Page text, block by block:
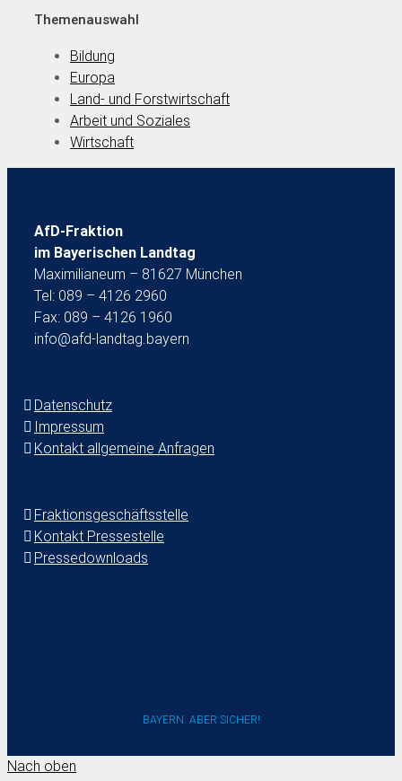
Themenauswahl
Bildung
Europa
Land- und Forstwirtschaft
Arbeit und Soziales
Wirtschaft
AfD-Fraktion
im Bayerischen Landtag
Maximilianeum – 81627 München
Tel: 089 – 4126 2960
Fax: 089 – 4126 1960
info@afd-landtag.bayern
Datenschutz
Impressum
Kontakt allgemeine Anfragen
Fraktionsgeschäftsstelle
Kontakt Pressestelle
Pressedownloads
BAYERN. ABER SICHER!
Nach oben